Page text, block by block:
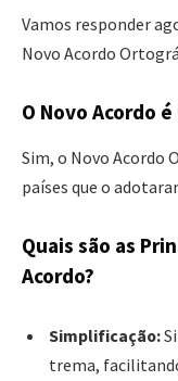
Vamos responder
Novo Acordo
O Novo Acordo
Sim, o Novo Acordo
países que o
Quais são as
Acordo?
Simplificação:
trema,